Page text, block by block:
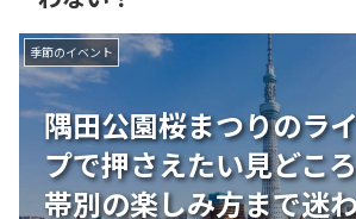
隅田公園桜まつりのラ
プで押さえたい見どこ
帯別の楽しみ方まで迷
季節のイベント